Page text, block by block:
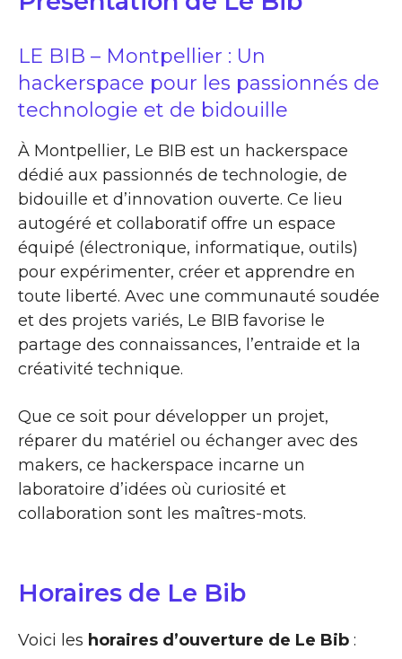
LE BIB – Montpellier : Un
hackerspace pour les passionnés de
technologie et de bidouille
À Montpellier, Le BIB est un hackerspace
dédié aux passionnés de technologie, de
bidouille et d’innovation ouverte. Ce lieu
autogéré et collaboratif offre un espace
équipé (électronique, informatique, outils)
pour expérimenter, créer et apprendre en
toute liberté. Avec une communauté soudée
et des projets variés, Le BIB favorise le
partage des connaissances, l’entraide et la
créativité technique.
Que ce soit pour développer un projet,
réparer du matériel ou échanger avec des
makers, ce hackerspace incarne un
laboratoire d’idées où curiosité et
collaboration sont les maîtres-mots.
Horaires de Le Bib
Voici les horaires d’ouverture de Le Bib :